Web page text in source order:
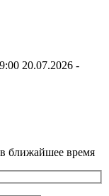
20.07.2026 -
ближайшее время